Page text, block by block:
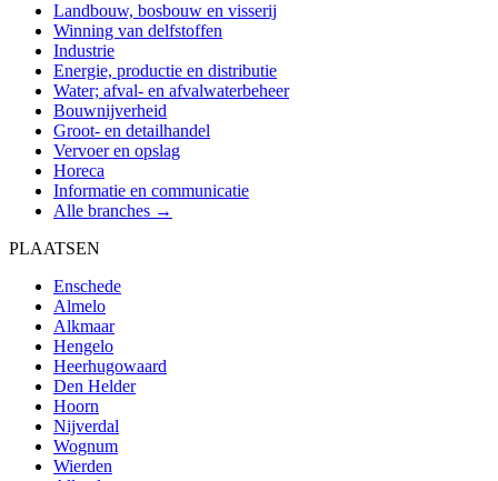
Landbouw, bosbouw en visserij
Winning van delfstoffen
Industrie
Energie, productie en distributie
Water; afval- en afvalwaterbeheer
Bouwnijverheid
Groot- en detailhandel
Vervoer en opslag
Horeca
Informatie en communicatie
Alle branches →
PLAATSEN
Enschede
Almelo
Alkmaar
Hengelo
Heerhugowaard
Den Helder
Hoorn
Nijverdal
Wognum
Wierden